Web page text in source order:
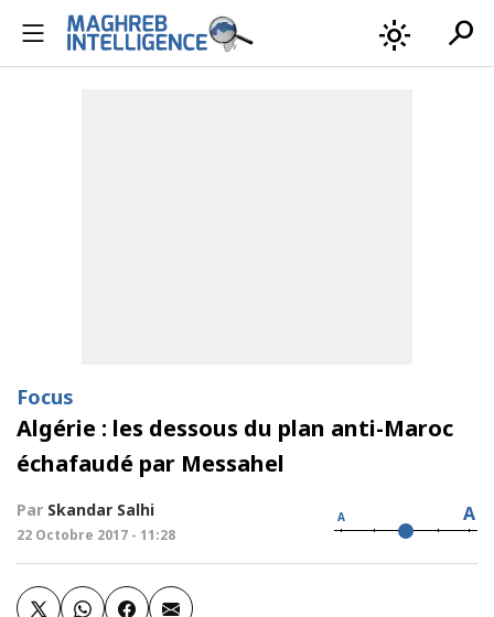
light_mode search
Focus
Algérie : les dessous du plan anti-Maroc
échafaudé par Messahel
Par Skandar Salhi
22 Octobre 2017 - 11:28
A A